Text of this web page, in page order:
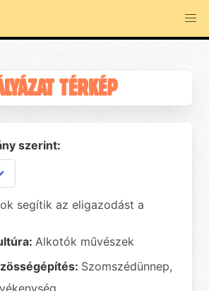
TÉRKÉP
szerint:
segítik az eligazodást a
Alkotók művészek
Szomszédünnep,